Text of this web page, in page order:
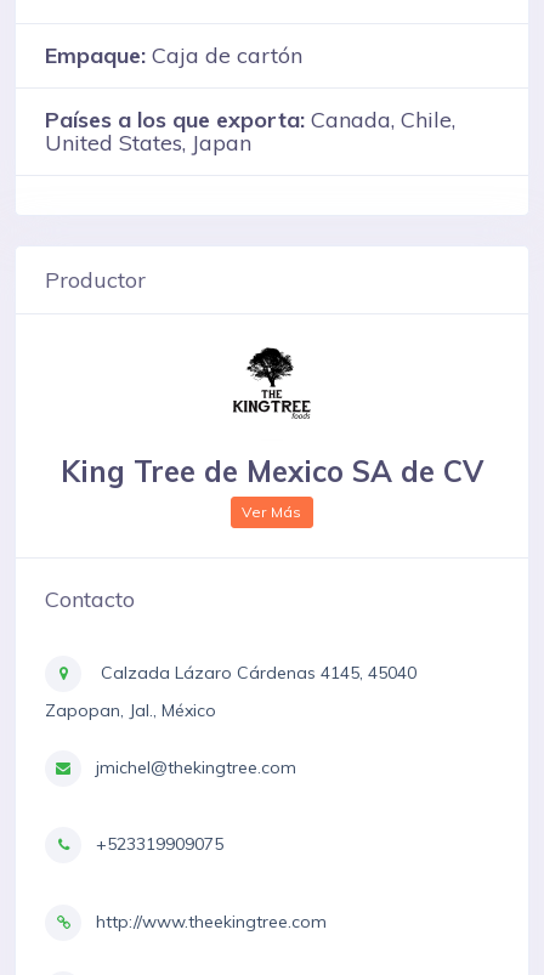
Empaque: Caja de cartón
Países a los que exporta: Canada, Chile,
United States, Japan
Productor
King Tree de Mexico SA de CV
Ver Más
Contacto
Calzada Lázaro Cárdenas 4145, 45040
Zapopan, Jal., México
jmichel@thekingtree.com
+523319909075
http://www.theekingtree.com